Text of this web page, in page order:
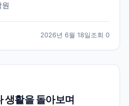
2026년 6월 18일조회 0
생활을 돌아보며